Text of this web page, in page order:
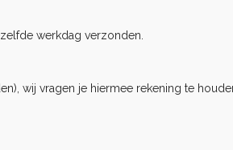
werkdag verzonden.
wij vragen je hiermee rekening te